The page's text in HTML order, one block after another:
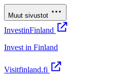
Muut sivustot
InvestinFinland
Invest in Finland
Visitfinland.fi